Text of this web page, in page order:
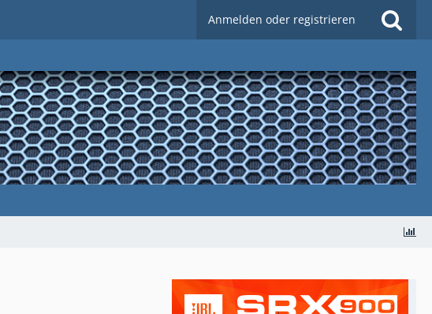
Anmelden oder registrieren